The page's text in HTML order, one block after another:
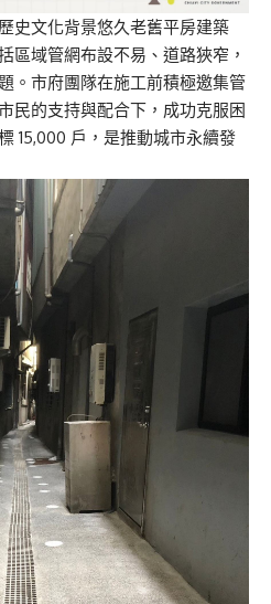
史文化背景悠久老舊平房建築
區域管網布設不易、道路狹窄，
。市府團隊在施工前積極邀集管
民的支持與配合下，成功克服困
15,000 戶，是推動城市永續發